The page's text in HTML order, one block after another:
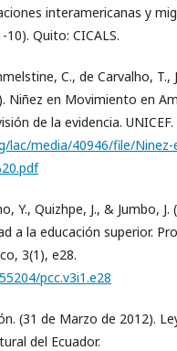
interamericanas y
Quito: CICALS.
C., de Carvalho, T.,
Niñez en Movimiento en
de la evidencia. UNICEF.
lac/media/40946/file/Ninez-
Y., Quizhpe, J., & Jumbo, J.
a la educación superior.
3(1), e28.
pcc.v3i1.e28
(31 de Marzo de 2012).
del Ecuador.